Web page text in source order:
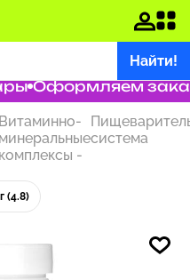
Найти!
Оформляем заказ
Витаминно-
минеральные
комплексы -
система
(4.8)